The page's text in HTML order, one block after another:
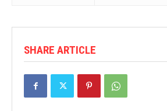
SHARE ARTICLE